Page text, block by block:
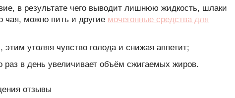
в результате чего выводит лишнюю жидкость, шлаки
чая, можно пить и другие мочегонные средства для
этим утоляя чувство голода и снижая аппетит;
раз в день увеличивает объём сжигаемых жиров.